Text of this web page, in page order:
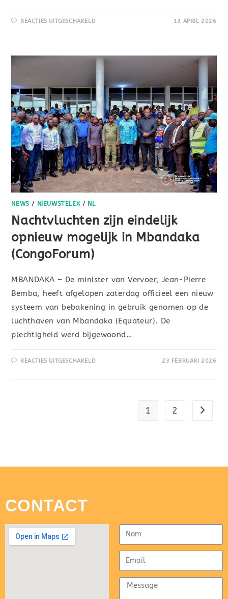
REACTIES UITGESCHAKELD 13 APRIL 2026
NEWS / NIEUWSTELEX/ NL
Nachtvluchten zijn eindelijk
opnieuw mogelijk in Mbandaka
(CongoForum)
MBANDAKA – De minister van Vervoer, Jean-Pierre
Bemba, heeft afgelopen zaterdag officieel een nieuw
systeem van bebakening in gebruik genomen op de
luchthaven van Mbandaka (Equateur). De
plechtigheid werd bijgewoond…
REACTIES UITGESCHAKELD 23 FEBRUARI 2026
1 2
CONTACT